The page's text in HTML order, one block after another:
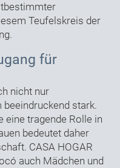
Teufelskreis der
für
nicht nur
stark.
eine tragende Rolle in
bedeutet daher
CASA HOGAR
auch Mädchen und